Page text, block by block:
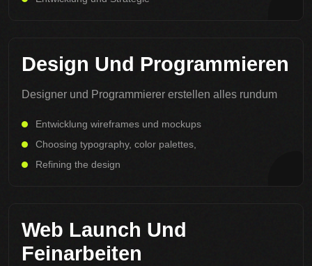
Design Und Programmieren
Designer und Programmierer erstellen alles rundum
Entwicklung wireframes und mockups
Choosing typography, color palettes,
Refining the design
Web Launch Und
Feinarbeiten